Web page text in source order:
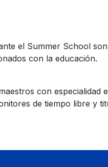
el Summer School
con la educación.
con especialidad
de tiempo libre y